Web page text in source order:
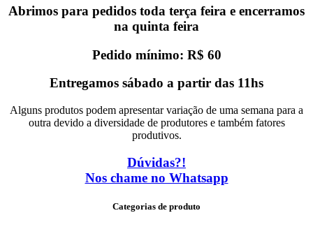
Abrimos para pedidos toda terça feira e encerramos
na quinta feira
Pedido mínimo: R$ 60
Entregamos sábado a partir das 11hs
Alguns produtos podem apresentar variação de uma semana para a
outra devido a diversidade de produtores e também fatores
produtivos.
Dúvidas?!
Nos chame no Whatsapp
Categorias de produto